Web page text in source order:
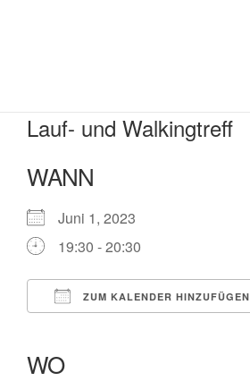
Lauf- und Walkingtreff
WANN
Juni 1, 2023
19:30 - 20:30
ZUM KALENDER HINZUFÜGEN
WO